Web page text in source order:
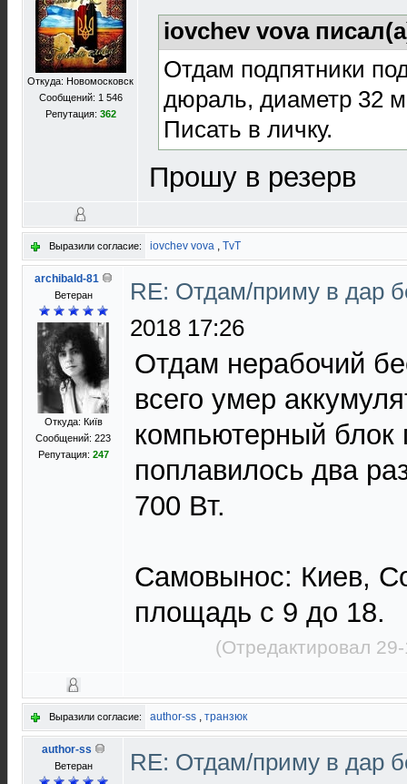
Откуда: Новомосковск
Сообщений: 1 546
Репутация: 362
iovchev vova
Отдам подпятники
дюраль, диаметр 32
Писать в личку.
Прошу в резерв
Выразили согласие: iovchev vova , TvT
archibald-81
Ветеран
Откуда: Київ
Сообщений: 223
Репутация: 247
RE: Отдам/приму в дар
2018 17:26
Отдам нерабочий
всего умер
компьютерный блок
поплавилось два
700 Вт.
Самовынос: Киев,
площадь с 9 до 18.
(Отредактировал
Выразили согласие: author-ss , транзюк
author-ss
Ветеран
RE: Отдам/приму в дар